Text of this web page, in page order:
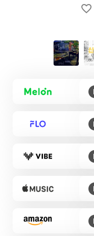
favorite_border